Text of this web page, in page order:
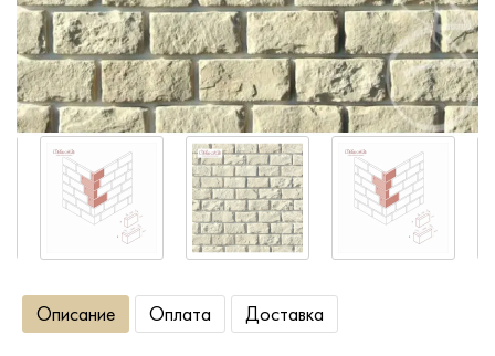
Сопутствующие товары
О компании
Услуги
Оплата
Портфолио
Описание Оплата Доставка